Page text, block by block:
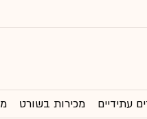
עתידיים מכירות בשורט